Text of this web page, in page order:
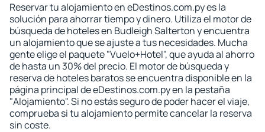
Reservar tu alojamiento en eDestinos.com.py es la
solución para ahorrar tiempo y dinero. Utiliza el motor de
búsqueda de hoteles en Budleigh Salterton y encuentra
un alojamiento que se ajuste a tus necesidades. Mucha
gente elige el paquete "Vuelo+Hotel", que ayuda al ahorro
de hasta un 30% del precio. El motor de búsqueda y
reserva de hoteles baratos se encuentra disponible en la
página principal de eDestinos.com.py en la pestaña
"Alojamiento". Si no estás seguro de poder hacer el viaje,
comprueba si tu alojamiento permite cancelar la reserva
sin coste.